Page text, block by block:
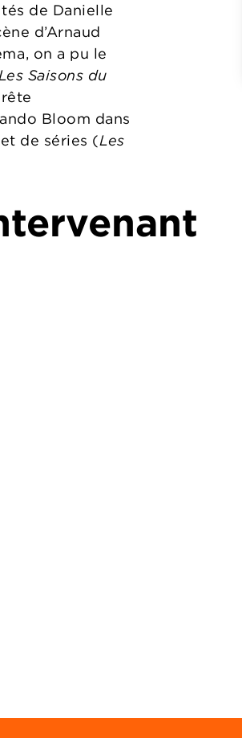
de Danielle
d’Arnaud
on a pu le
Saisons du
Bloom dans
de séries (Les